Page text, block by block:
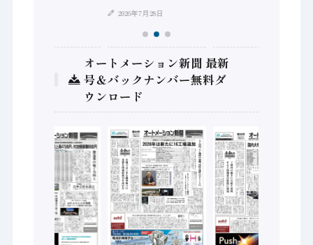
2026年7月28日
オートメーション新聞 最新
号＆バックナンバー無料ダ
ウンロード